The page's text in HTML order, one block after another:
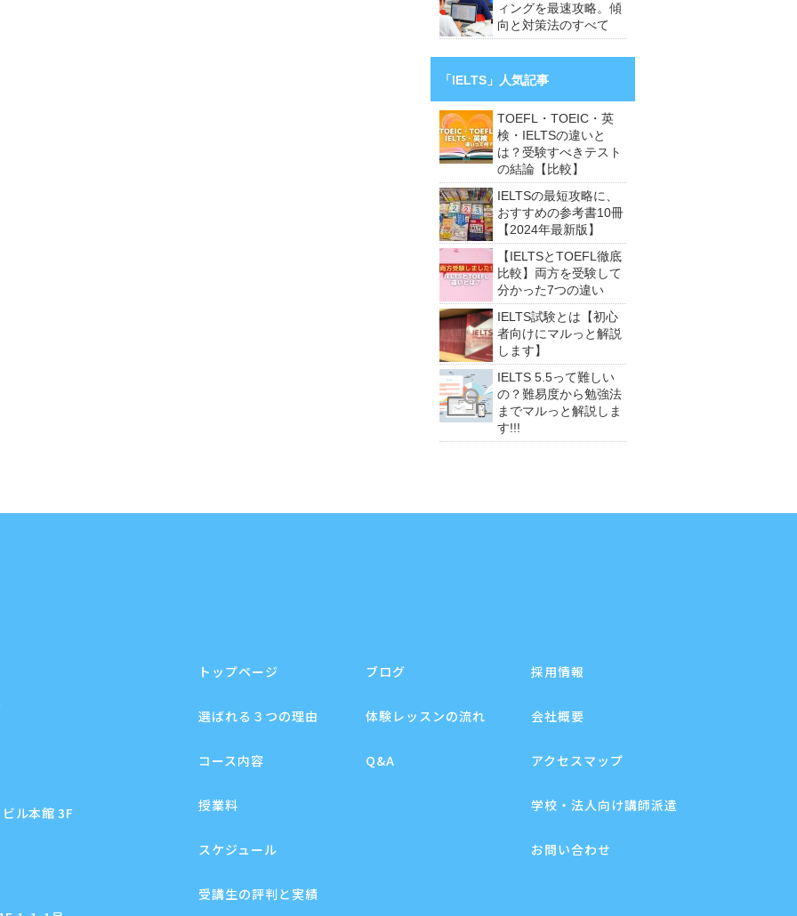
ィングを最速攻略。傾
向と対策法のすべて
「IELTS」人気記事
TOEFL・TOEIC・英
検・IELTSの違いと
は？受験すべきテスト
の結論【比較】
IELTSの最短攻略に、
おすすめの参考書10冊
【2024年最新版】
【IELTSとTOEFL徹底
比較】両方を受験して
分かった7つの違い
IELTS試験とは【初心
者向けにマルっと解説
します】
IELTS 5.5って難しい
の？難易度から勉強法
までマルっと解説しま
す!!!
ル本館 3F
トップページ
選ばれる３つの理由
コース内容
授業料
スケジュール
受講生の評判と実績
ブログ
体験レッスンの流れ
Q&A
採用情報
会社概要
アクセスマップ
学校・法人向け講師派遣
お問い合わせ